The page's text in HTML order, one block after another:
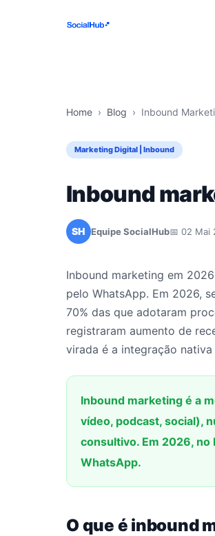
Home › Blog › Inbound
Marketing Digital | Inbound
Inbound
SH Equipe SocialHub📅 02 Mai
Inbound marketing em
pelo WhatsApp. Em 2026,
70% das que adotaram
registraram aumento de
virada é a integração nativa
Inbound marketing é a
vídeo, podcast, social),
consultivo. Em 2026, no
WhatsApp.
O que é inbound